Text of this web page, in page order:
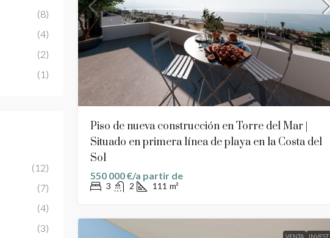
Piso de nueva construcción en Torre del Mar |
Situado en primera línea de playa en la Costa del
Sol
550 000 €/a partir de
3 2 111 m²
VENTA INVEST
(8)
(4)
(2)
(1)
(12)
(7)
(4)
(3)